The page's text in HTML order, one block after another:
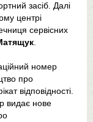
засіб. Далі
центрі
сервісних
.
номер
про
відповідності.
видає нове